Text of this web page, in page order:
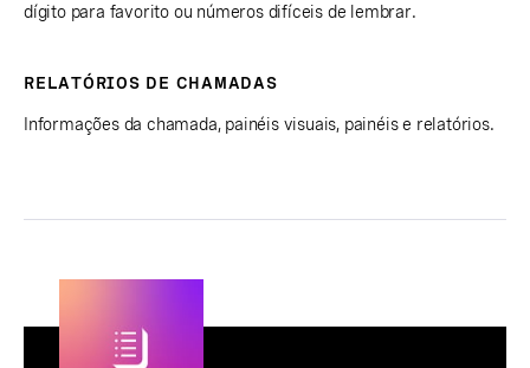
dígito para favorito ou números difíceis de lembrar.
RELATÓRIOS DE CHAMADAS
Informações da chamada, painéis visuais, painéis e relatórios.